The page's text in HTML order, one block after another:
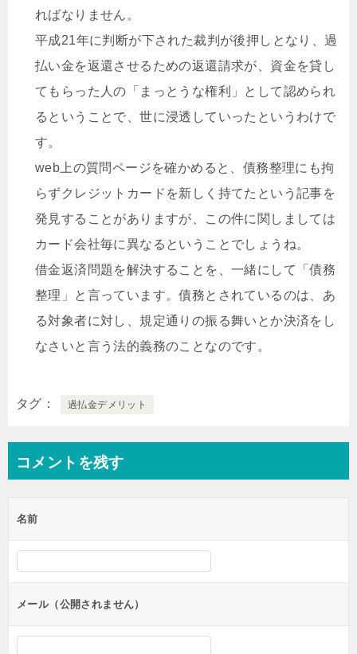
ればなりません。
平成21年に判断が下された裁判が後押しとなり、過
払い金を返還させるための返還請求が、資金を貸し
てもらった人の「まっとうな権利」として認められ
るということで、世に浸透していったというわけで
す。
web上の質問ページを確かめると、債務整理にも拘
らずクレジットカードを新しく持てたという記事を
発見することがありますが、この件に関しましては
カード会社毎に異なるということでしょうね。
借金返済問題を解決することを、一緒にして「債務
整理」と言っています。債務とされているのは、あ
る対象者に対し、規定通りの振る舞いとか決済をし
なさいと言う法的義務のことなのです。
タグ 過払金デメリット
コメントを残す
名前
メール（公開されません）